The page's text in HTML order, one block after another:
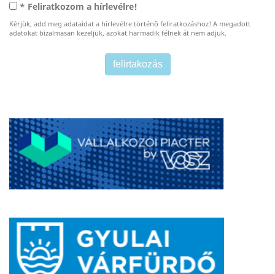
* Feliratkozom a hírlevélre!
Kérjük, add meg adataidat a hírlevélre történő feliratkozáshoz! A megadott
adatokat bizalmasan kezeljük, azokat harmadik félnek át nem adjuk.